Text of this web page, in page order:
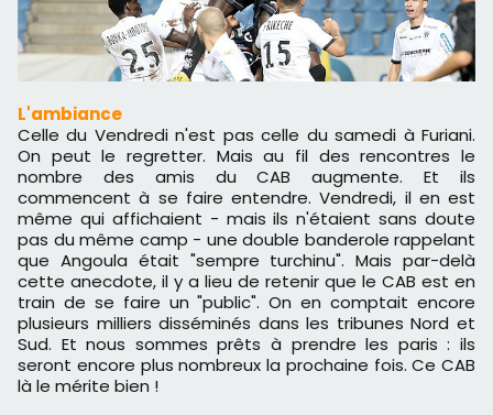
L'ambiance
Celle du Vendredi n'est pas celle du samedi à Furiani.
On peut le regretter. Mais au fil des rencontres le
nombre des amis du CAB augmente. Et ils
commencent à se faire entendre. Vendredi, il en est
même qui affichaient - mais ils n'étaient sans doute
pas du même camp - une double banderole rappelant
que Angoula était "sempre turchinu". Mais par-delà
cette anecdote, il y a lieu de retenir que le CAB est en
train de se faire un "public". On en comptait encore
plusieurs milliers disséminés dans les tribunes Nord et
Sud. Et nous sommes prêts à prendre les paris : ils
seront encore plus nombreux la prochaine fois. Ce CAB
là le mérite bien !